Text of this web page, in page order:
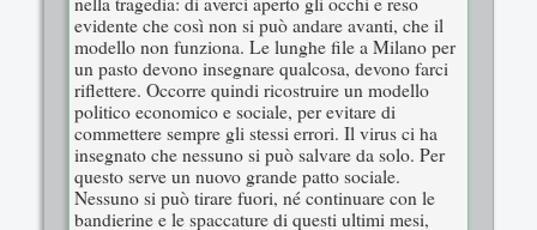
evidente che così non si può andare avanti, che il
modello non funziona. Le lunghe file a Milano per
un pasto devono insegnare qualcosa, devono farci
riflettere. Occorre quindi ricostruire un modello
politico economico e sociale, per evitare di
commettere sempre gli stessi errori. Il virus ci ha
insegnato che nessuno si può salvare da solo. Per
questo serve un nuovo grande patto sociale.
Nessuno si può tirare fuori, né continuare con le
bandierine e le spaccature di questi ultimi mesi,